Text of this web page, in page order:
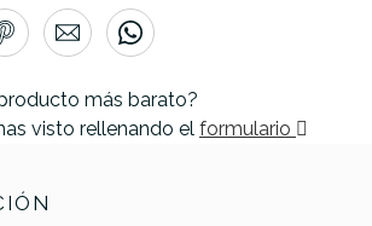
más barato?
visto rellenando el formulario